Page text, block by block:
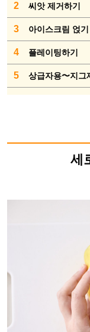
2 씨앗 제거하기
3 아이스크림 얹기
4 플레이팅하기
5 상급자용〜지그
세